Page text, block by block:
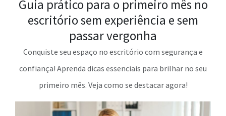
Guia prático para o primeiro mês no
escritório sem experiência e sem
passar vergonha
Conquiste seu espaço no escritório com segurança e
confiança! Aprenda dicas essenciais para brilhar no seu
primeiro mês. Veja como se destacar agora!